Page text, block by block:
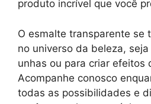
produto incrível que você
O esmalte transparente se
no universo da beleza,
unhas ou para criar efeitos
Acompanhe conosco
todas as possibilidades e